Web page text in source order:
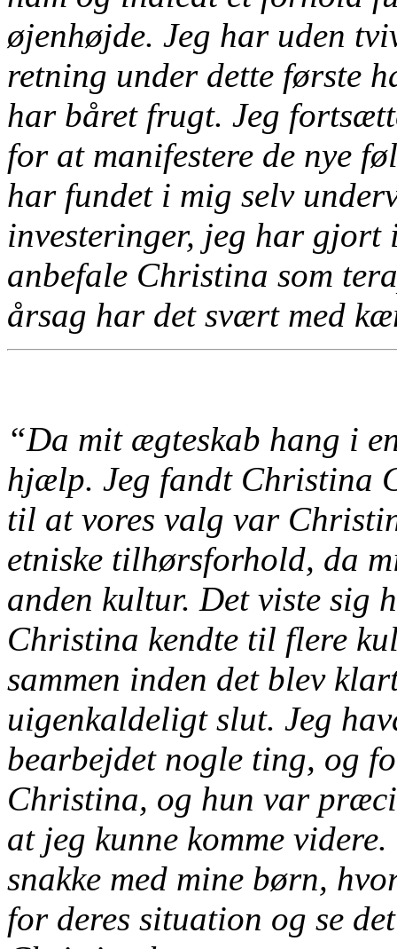
øjenhøjde. Jeg har uden
retning under dette første
har båret frugt. Jeg
for at manifestere de nye
har fundet i mig selv
investeringer, jeg har
anbefale Christina som
årsag har det svært med
“Da mit ægteskab hang i
hjælp. Jeg fandt Christina
til at vores valg var
etniske tilhørsforhold, da
anden kultur. Det viste sig
Christina kendte til flere
sammen inden det blev
uigenkaldeligt slut. Jeg
bearbejdet nogle ting, og
Christina, og hun var
at jeg kunne komme
snakke med mine børn,
for deres situation og se